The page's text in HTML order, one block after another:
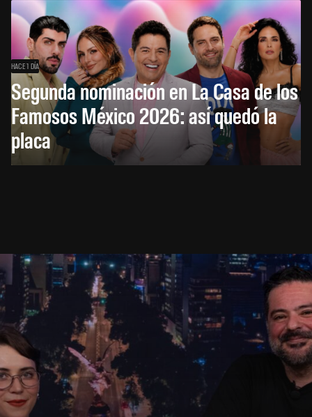
HACE 1 DÍA
Segunda nominación en La Casa de los
Famosos México 2026: así quedó la
placa